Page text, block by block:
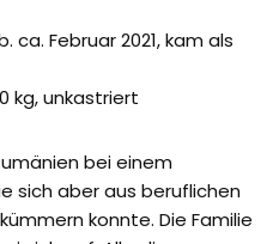
ca. Februar 2021, kam als
kg, unkastriert
bei einem
sich aber aus beruflichen
konnte. Die Familie